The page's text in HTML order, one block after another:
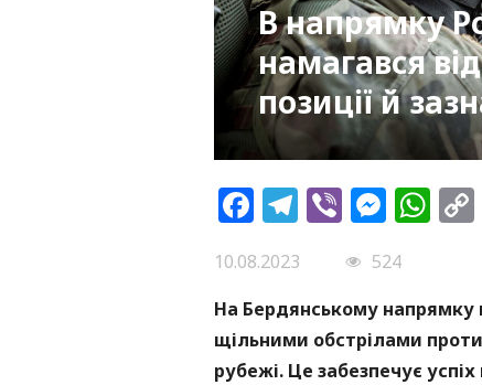
В напрямку
намагався
позиції й
Facebook
Telegram
Viber
10.08.2023
524
На Бердянському напрямку
щільними обстрілами
рубежі. Це забезпечує